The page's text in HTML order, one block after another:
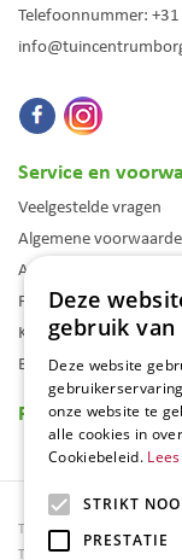
Telefoonnummer:
Service en
Veelgestelde vragen
Algemene
Assortiment
Folder
Klantenkaart
Blog
Reviews
Tuincentrum Borghuis
Tuinmeubels
Deze
gebruik van
Deze website
onze website te
alle cookies in
Cookiebeleid.
STRIKT
PRESTATIE